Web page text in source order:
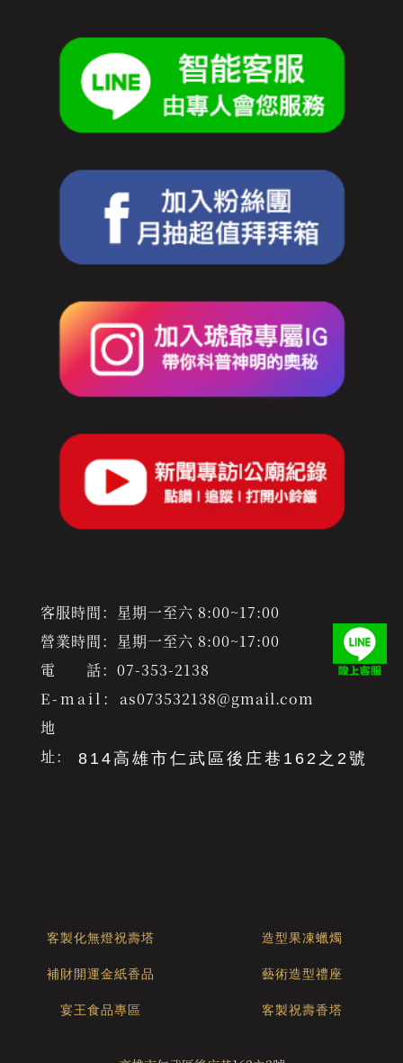
客服時間：星期一至六 8:00~17:00
營業時間：星期一至六 8:00~17:00
電 話： 07-353-2138
E-mail： as073532138@gmail.com
地
址：
814高雄市仁武區後庄巷162之2號
客製化無燈祝壽塔 造型果凍蠟燭
補財開運金紙香品 藝術造型禮座
宴王食品專區 客製祝壽香塔